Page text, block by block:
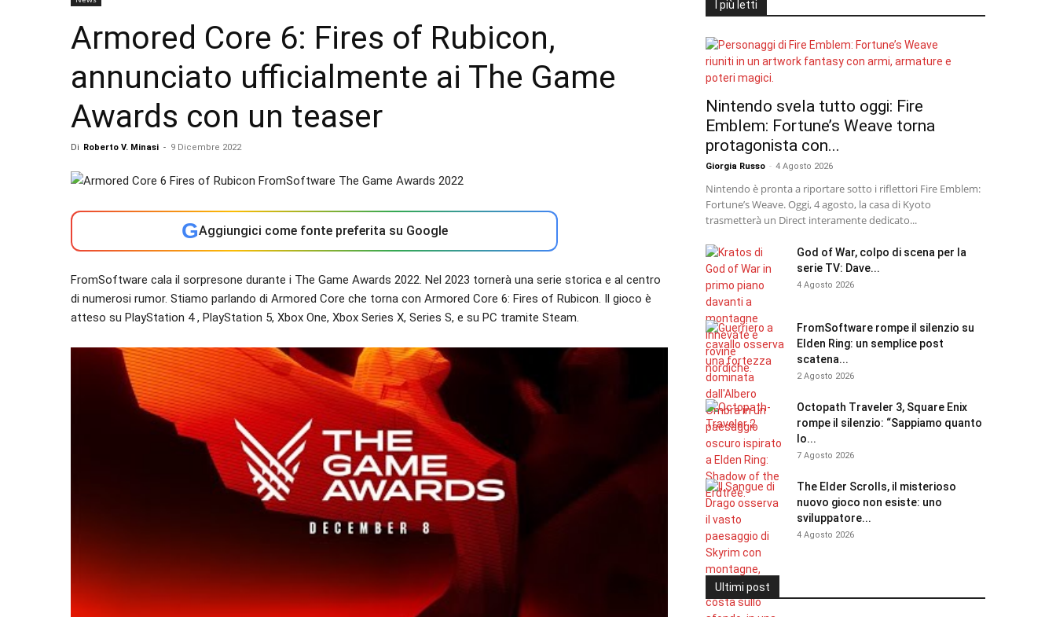
Armored Core 6: Fires of Rubicon,
annunciato ufficialmente ai The Game
Awards con un teaser
Di Roberto V. Minasi - 9 Dicembre 2022
GAggiungici come fonte preferita su Google
FromSoftware cala il sorpresone durante i The Game Awards 2022. Nel 2023 tornerà una serie storica e al centro
di numerosi rumor. Stiamo parlando di Armored Core che torna con Armored Core 6: Fires of Rubicon. Il gioco è
atteso su PlayStation 4 , PlayStation 5, Xbox One, Xbox Series X, Series S, e su PC tramite Steam.
I più letti
Nintendo svela tutto oggi: Fire
Emblem: Fortune’s Weave torna
protagonista con...
Giorgia Russo - 4 Agosto 2026
Nintendo è pronta a riportare sotto i riflettori Fire Emblem:
Fortune’s Weave. Oggi, 4 agosto, la casa di Kyoto
trasmetterà un Direct interamente dedicato...
God of War, colpo di scena per la
serie TV: Dave...
4 Agosto 2026
FromSoftware rompe il silenzio su
Elden Ring: un semplice post
scatena...
2 Agosto 2026
Octopath Traveler 3, Square Enix
rompe il silenzio: “Sappiamo quanto
lo...
7 Agosto 2026
The Elder Scrolls, il misterioso
nuovo gioco non esiste: uno
sviluppatore...
4 Agosto 2026
Ultimi post